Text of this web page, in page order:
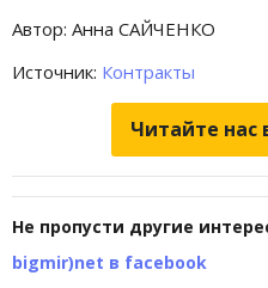
Автор: Анна САЙЧЕНКО
Источник: Контракты
Читайте нас
Не пропусти другие
bigmir)net в facebook